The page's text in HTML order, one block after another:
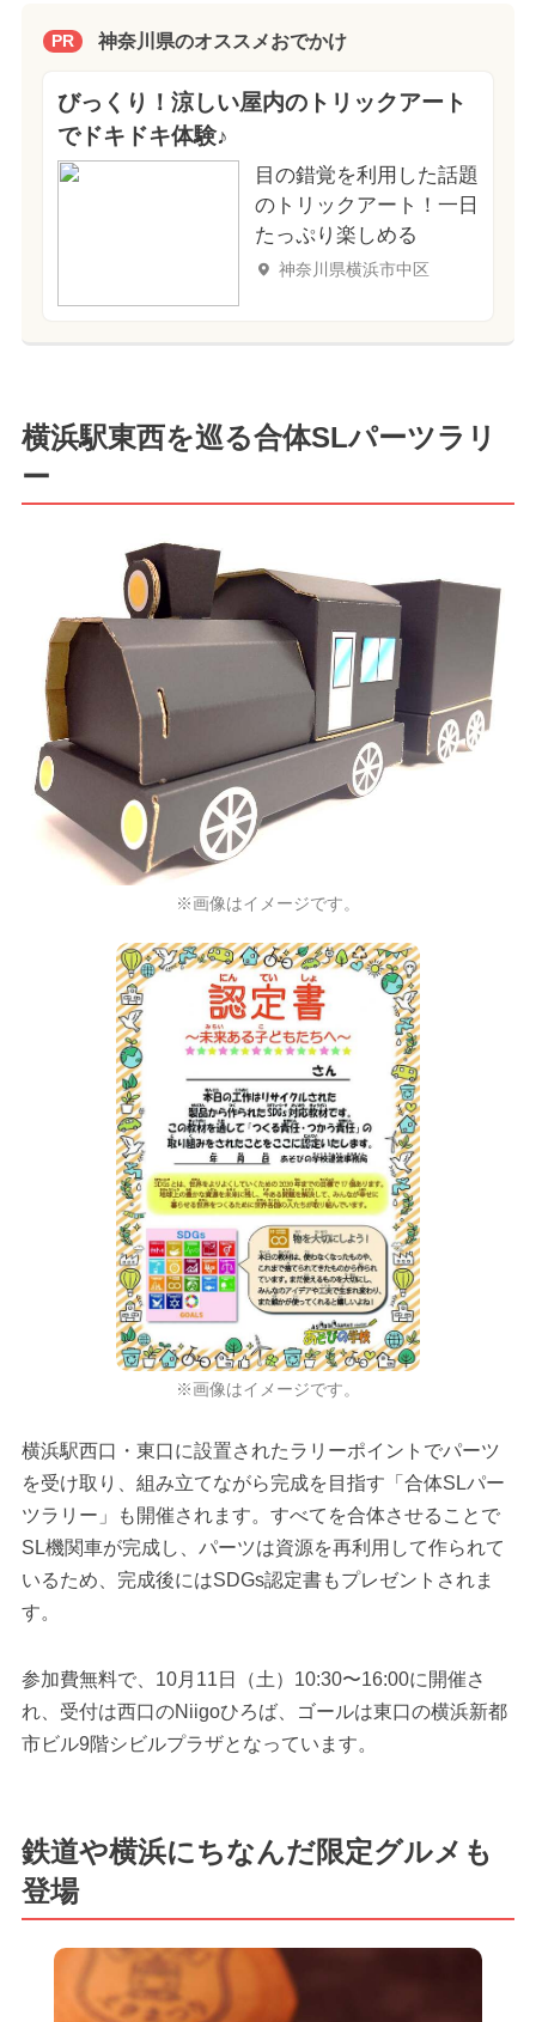
PR 神奈川県のオススメおでかけ
びっくり！涼しい屋内のトリックアート
でドキドキ体験♪
目の錯覚を利用した話題
のトリックアート！一日
たっぷり楽しめる
神奈川県横浜市中区
横浜駅東西を巡る合体SLパーツラリ
ー
※画像はイメージです。
※画像はイメージです。
横浜駅西口・東口に設置されたラリーポイントでパーツ
を受け取り、組み立てながら完成を目指す「合体SLパー
ツラリー」も開催されます。すべてを合体させることで
SL機関車が完成し、パーツは資源を再利用して作られて
いるため、完成後にはSDGs認定書もプレゼントされま
す。
参加費無料で、10月11日（土）10:30〜16:00に開催さ
れ、受付は西口のNiigoひろば、ゴールは東口の横浜新都
市ビル9階シビルプラザとなっています。
鉄道や横浜にちなんだ限定グルメも
登場